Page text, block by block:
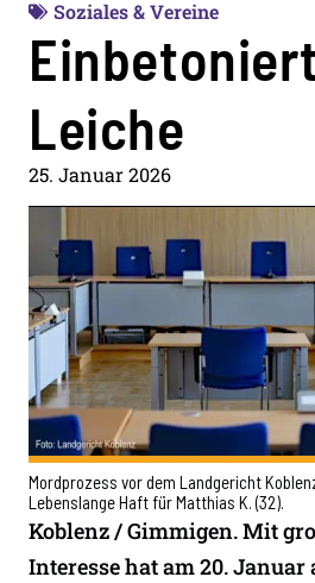
Soziales & Vereine
Leiche
25. Januar 2026
Mordprozess vor dem Landgericht
Lebenslange Haft für Matthias K. (32).
Koblenz / Gimmigen. Mit
Interesse hat am 20.